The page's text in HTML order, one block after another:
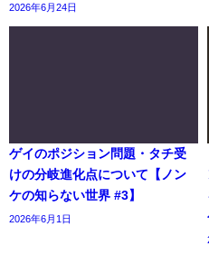
2026年6月24日
ゲイのポジション問題・タチ受
けの分岐進化点について【ノン
ケの知らない世界 #3】
2026年6月1日